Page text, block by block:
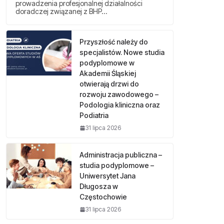
prowadzenia profesjonalnej działalności
doradczej związanej z BHP…
Przyszłość należy do
specjalistów. Nowe studia
podyplomowe w
Akademii Śląskiej
otwierają drzwi do
rozwoju zawodowego –
Podologia kliniczna oraz
Podiatria
31 lipca 2026
Administracja publiczna –
studia podyplomowe –
Uniwersytet Jana
Długosza w
Częstochowie
31 lipca 2026